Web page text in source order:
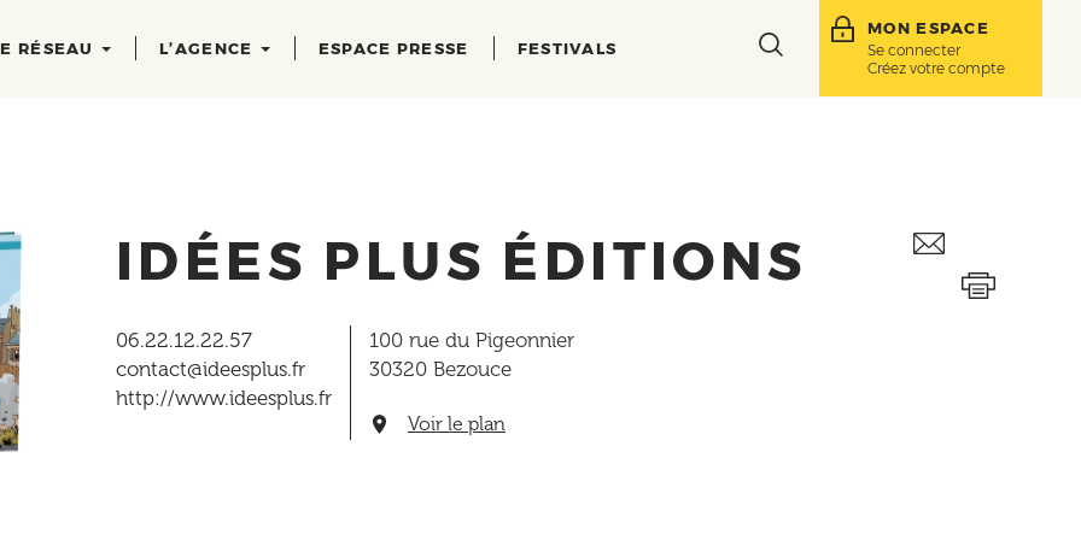
RÉSEAU L’AGENCE ESPACE PRESSE FESTIVALS
Toggle
MON ESPACE
Se connecter
Créez votre compte
IDÉES PLUS ÉDITIONS
06.22.12.22.57
contact@ideesplus.fr
http://www.ideesplus.fr
100 rue du Pigeonnier
30320 Bezouce
Voir le plan